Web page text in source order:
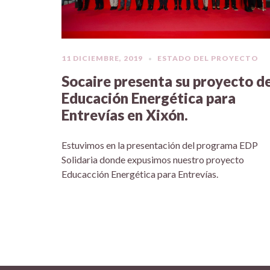
11 DICIEMBRE, 2019 ESTADO DEL PROYECTO
Socaire presenta su proyecto
Educación Energética para
Entrevías en Xixón.
Estuvimos en la presentación del programa EDP
Solidaria donde expusimos nuestro proyecto
Educacción Energética para Entrevías.